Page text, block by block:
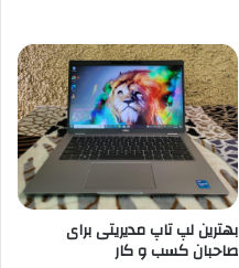
بهترین لپ تاپ مدیریتی برای
صاحبان کسب و کار